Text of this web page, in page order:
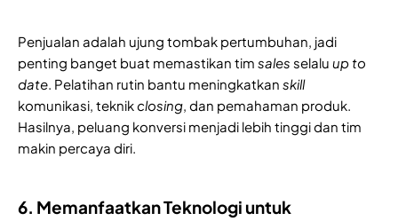
Penjualan adalah ujung tombak pertumbuhan, jadi
penting banget buat memastikan tim sales selalu up to
date. Pelatihan rutin bantu meningkatkan skill
komunikasi, teknikclosing, dan pemahaman produk.
Hasilnya, peluang konversi menjadi lebih tinggi dan tim
makin percaya diri.
6. Memanfaatkan Teknologi untuk